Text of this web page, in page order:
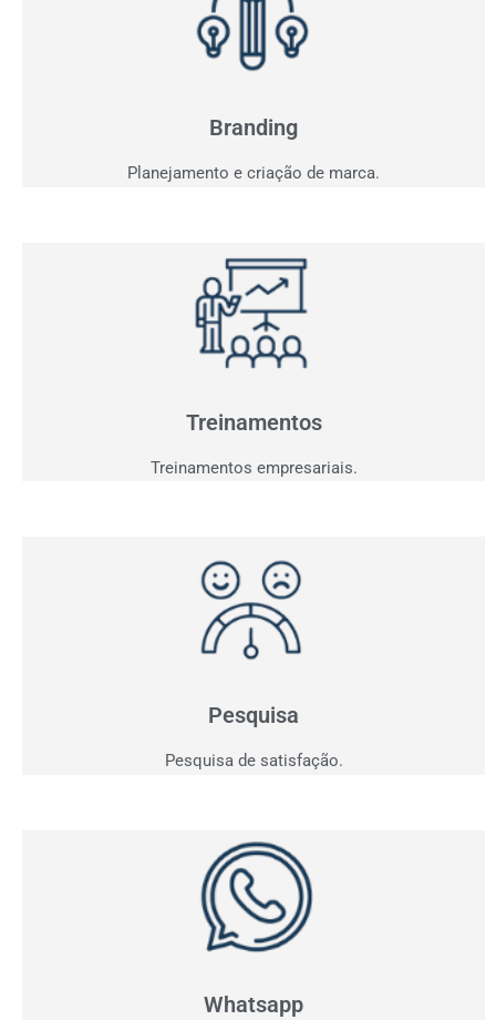
Branding
Planejamento e criação de marca.
Sua marca fala com seu consumidor? Entendemos o
Treinamentos
Treinamentos empresariais.
Agora que você já tem clientes interessados,
Pesquisa
Pesquisa de satisfação.
Pesquisa de Satisfação
Entender para atender e consequentemente vender!
Whatsapp
Acompanhe em tempo real todas as conversas da sua